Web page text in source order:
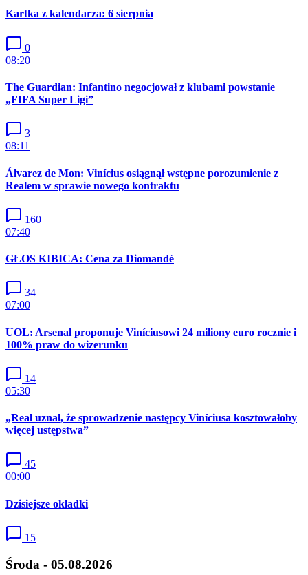
Kartka z kalendarza: 6 sierpnia
0
08:20
The Guardian: Infantino negocjował z klubami powstanie
„FIFA Super Ligi”
3
08:11
Álvarez de Mon: Vinícius osiągnął wstępne porozumienie z
Realem w sprawie nowego kontraktu
160
07:40
GŁOS KIBICA: Cena za Diomandé
34
07:00
UOL: Arsenal proponuje Viníciusowi 24 miliony euro rocznie i
100% praw do wizerunku
14
05:30
„Real uznał, że sprowadzenie następcy Viníciusa kosztowałoby
więcej ustępstwa”
45
00:00
Dzisiejsze okładki
15
Środa - 05.08.2026